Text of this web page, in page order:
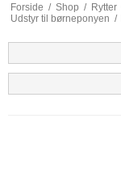
Forside / Shop / Rytter
Udstyr til børneponyen /